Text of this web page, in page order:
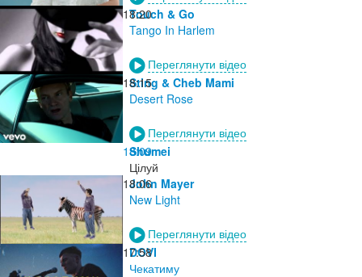
18:20
Touch & Go
Tango In Harlem
Переглянути відео
18:15
Sting & Cheb Mami
Desert Rose
Переглянути відео
18:09
Shumei
Цілуй
18:06
John Mayer
New Light
Переглянути відео
17:58
DOVI
Чекатиму